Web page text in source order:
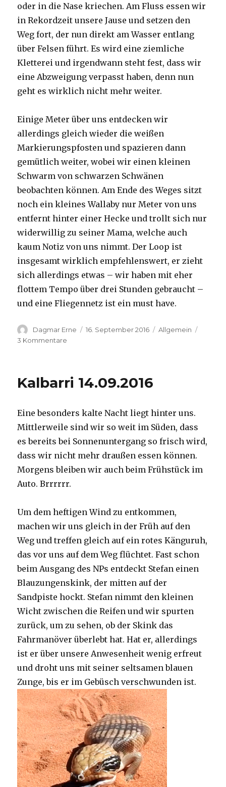
oder in die Nase kriechen. Am Fluss essen wir
in Rekordzeit unsere Jause und setzen den
Weg fort, der nun direkt am Wasser entlang
über Felsen führt. Es wird eine ziemliche
Kletterei und irgendwann steht fest, dass wir
eine Abzweigung verpasst haben, denn nun
geht es wirklich nicht mehr weiter.
Einige Meter über uns entdecken wir
allerdings gleich wieder die weißen
Markierungspfosten und spazieren dann
gemütlich weiter, wobei wir einen kleinen
Schwarm von schwarzen Schwänen
beobachten können. Am Ende des Weges sitzt
noch ein kleines Wallaby nur Meter von uns
entfernt hinter einer Hecke und trollt sich nur
widerwillig zu seiner Mama, welche auch
kaum Notiz von uns nimmt. Der Loop ist
insgesamt wirklich empfehlenswert, er zieht
sich allerdings etwas – wir haben mit eher
flottem Tempo über drei Stunden gebraucht –
und eine Fliegennetz ist ein must have.
Autor
Dagmar Erne
Veröffentlicht
16. September 2016 Kategorien
Allgemein
3 Kommentare
Kalbarri 14.09.2016
Eine besonders kalte Nacht liegt hinter uns.
Mittlerweile sind wir so weit im Süden, dass
es bereits bei Sonnenuntergang so frisch wird,
dass wir nicht mehr draußen essen können.
Morgens bleiben wir auch beim Frühstück im
Auto. Brrrrrr.
Um dem heftigen Wind zu entkommen,
machen wir uns gleich in der Früh auf den
Weg und treffen gleich auf ein rotes Känguruh,
das vor uns auf dem Weg flüchtet. Fast schon
beim Ausgang des NPs entdeckt Stefan einen
Blauzungenskink, der mitten auf der
Sandpiste hockt. Stefan nimmt den kleinen
Wicht zwischen die Reifen und wir spurten
zurück, um zu sehen, ob der Skink das
Fahrmanöver überlebt hat. Hat er, allerdings
ist er über unsere Anwesenheit wenig erfreut
und droht uns mit seiner seltsamen blauen
Zunge, bis er im Gebüsch verschwunden ist.